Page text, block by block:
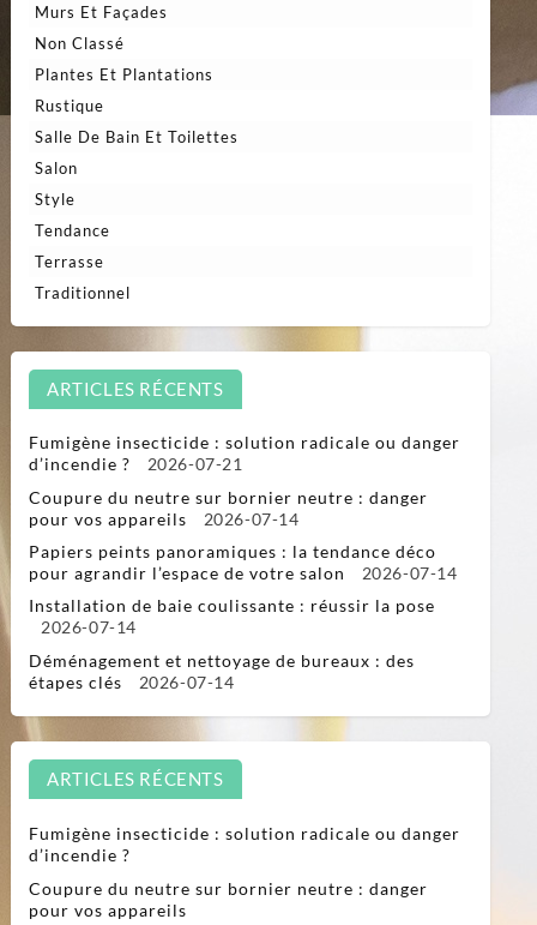
Murs Et Façades
Non Classé
Plantes Et Plantations
Rustique
Salle De Bain Et Toilettes
Salon
Style
Tendance
Terrasse
Traditionnel
ARTICLES RÉCENTS
Fumigène insecticide : solution radicale ou danger
d’incendie ?
2026-07-21
Coupure du neutre sur bornier neutre : danger
pour vos appareils
2026-07-14
Papiers peints panoramiques : la tendance déco
pour agrandir l’espace de votre salon
2026-07-14
Installation de baie coulissante : réussir la pose
2026-07-14
Déménagement et nettoyage de bureaux : des
étapes clés
2026-07-14
ARTICLES RÉCENTS
Fumigène insecticide : solution radicale ou danger
d’incendie ?
Coupure du neutre sur bornier neutre : danger
pour vos appareils